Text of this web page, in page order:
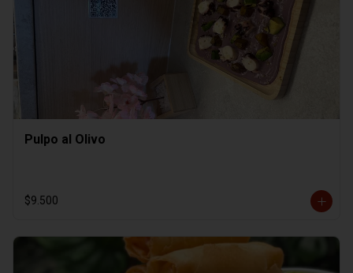
Pulpo al Olivo
$9.500